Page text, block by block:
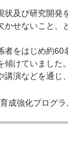
及び研究開発
せないこと、
をはじめ約
けていました。
演などを通じ
成強化プログ